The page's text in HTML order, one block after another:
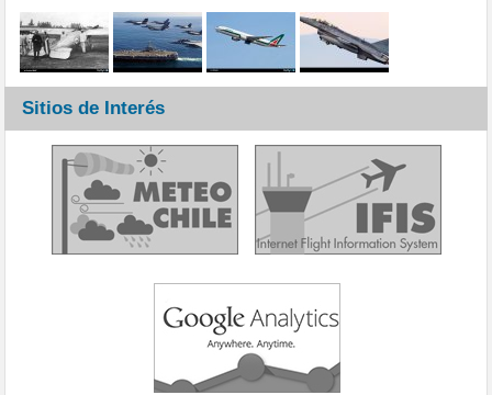
Sitios de Interés